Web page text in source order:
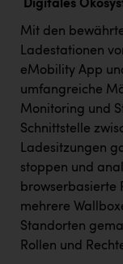
Digitales
Mit den
Ladestationen
eMobility App
umfangreiche
Monitoring und
Schnittstelle
Ladesitzungen
stoppen und
browserbasierte
mehrere
Standorten
Rollen und